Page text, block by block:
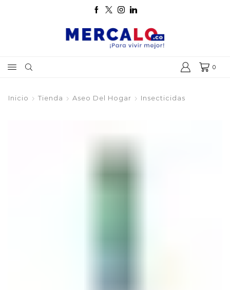
0
Inicio Tienda Aseo Del Hogar Insecticidas